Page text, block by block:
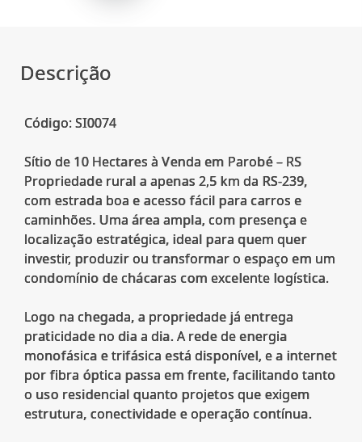
Descrição
Código: SI0074
Sítio de 10 Hectares à Venda em Parobé – RS
Propriedade rural a apenas 2,5 km da RS-239,
com estrada boa e acesso fácil para carros e
caminhões. Uma área ampla, com presença e
localização estratégica, ideal para quem quer
investir, produzir ou transformar o espaço em um
condomínio de chácaras com excelente logística.
Logo na chegada, a propriedade já entrega
praticidade no dia a dia. A rede de energia
monofásica e trifásica está disponível, e a internet
por fibra óptica passa em frente, facilitando tanto
o uso residencial quanto projetos que exigem
estrutura, conectividade e operação contínua.